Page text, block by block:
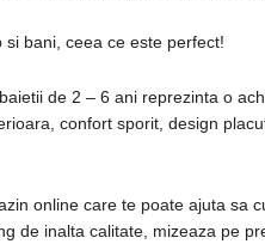
bani, ceea ce este perfect!
de 2 – 6 ani reprezinta o
confort sporit, design
online care te poate ajuta sa
de inalta calitate, mizeaza pe